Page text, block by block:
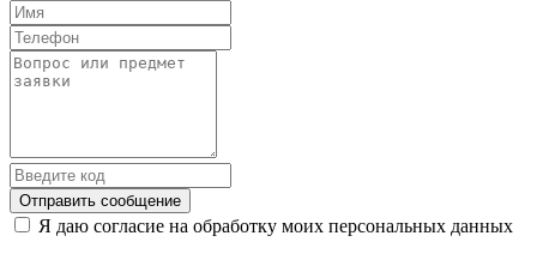
Отправить сообщение
Я даю согласие на обработку моих персональных данных